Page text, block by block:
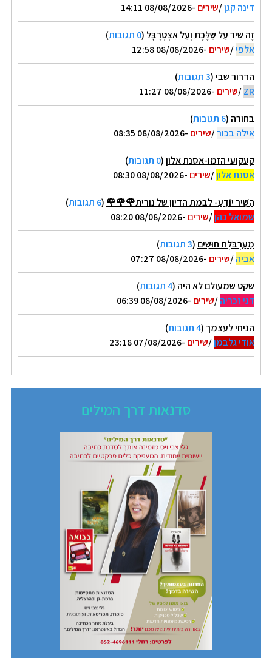
דינה קגן/שירים -08/08/2026 14:11
זֶה שִׁיר עַל שַׁלֶּכֶת וְעַל אִצְטְרֻבָּל (0 תגובות
)
אלפי/שירים -08/08/2026 12:58
הדרור שבי(3 תגובות
)
ZR
/שירים -08/08/2026 11:27
בחורה (6 תגובות
)
אילה בכור/שירים -08/08/2026 08:35
קעקועי הזמו-אסנת אלון(0 תגובות
)
אסנת אלון/שירים -08/08/2026 08:30
הַשִּׁיר יוֹדֵעַ- לבמת הדיון של נורית🌹🌹🌹 (6 תגובות
)
שמואל כהן/שירים -08/08/2026 08:20
מַעַרְבֹּלֶת חוּשִׁים (3 תגובות
)
אביה/שירים -08/08/2026 07:27
שקט שמעולם לא היה (4 תגובות
)
דני זכריה/שירים -08/08/2026 06:39
הניחי לעצמך(4 תגובות
)
אודי גלבמן/שירים -07/08/2026 23:18
סדנאות דרך המילים